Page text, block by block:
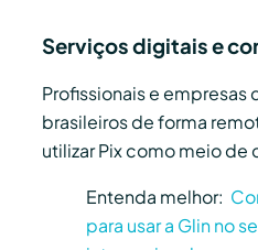
Serviços digitais e
Profissionais e
brasileiros de forma
utilizar Pix como meio de
Entenda melhor:
para usar a Glin no